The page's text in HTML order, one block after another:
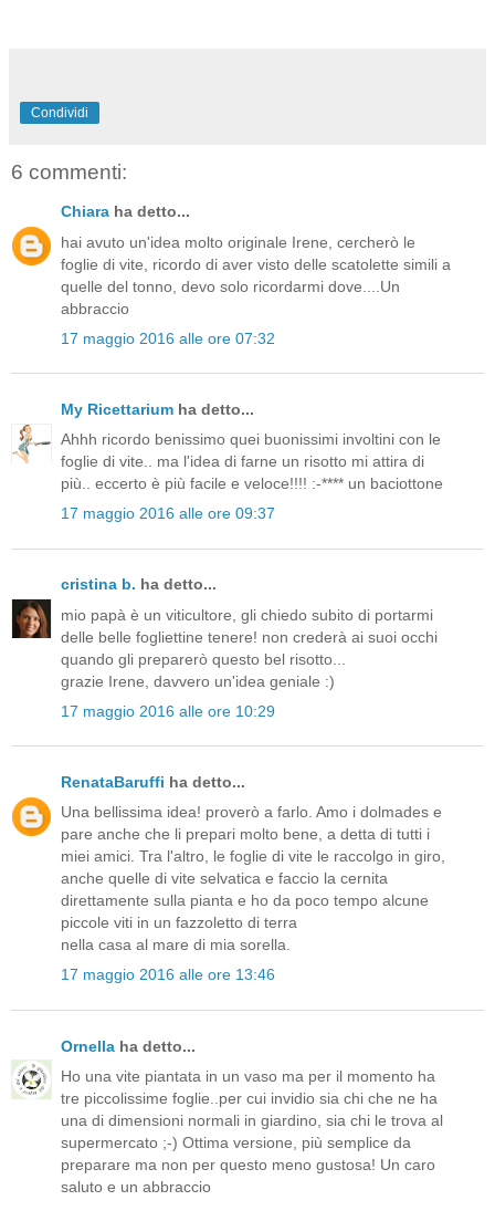
Condividi
6 commenti:
Chiara ha detto...
hai avuto un'idea molto originale Irene, cercherò le
foglie di vite, ricordo di aver visto delle scatolette simili a
quelle del tonno, devo solo ricordarmi dove....Un
abbraccio
17 maggio 2016 alle ore 07:32
My Ricettarium ha detto...
Ahhh ricordo benissimo quei buonissimi involtini con le
foglie di vite.. ma l'idea di farne un risotto mi attira di
più.. eccerto è più facile e veloce!!!! :-**** un baciottone
17 maggio 2016 alle ore 09:37
cristina b. ha detto...
mio papà è un viticultore, gli chiedo subito di portarmi
delle belle fogliettine tenere! non crederà ai suoi occhi
quando gli preparerò questo bel risotto...
grazie Irene, davvero un'idea geniale :)
17 maggio 2016 alle ore 10:29
RenataBaruffi ha detto...
Una bellissima idea! proverò a farlo. Amo i dolmades e
pare anche che li prepari molto bene, a detta di tutti i
miei amici. Tra l'altro, le foglie di vite le raccolgo in giro,
anche quelle di vite selvatica e faccio la cernita
direttamente sulla pianta e ho da poco tempo alcune
piccole viti in un fazzoletto di terra
nella casa al mare di mia sorella.
17 maggio 2016 alle ore 13:46
Ornella ha detto...
Ho una vite piantata in un vaso ma per il momento ha
tre piccolissime foglie..per cui invidio sia chi che ne ha
una di dimensioni normali in giardino, sia chi le trova al
supermercato ;-) Ottima versione, più semplice da
preparare ma non per questo meno gustosa! Un caro
saluto e un abbraccio